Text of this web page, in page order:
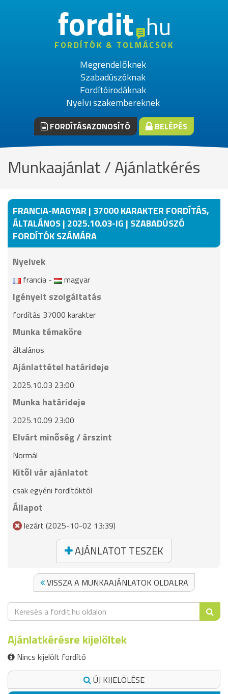
fordithu
FORDÍTÓK & TOLMÁCSOK
Megrendelőknek
Szabadúszóknak
Fordítóirodáknak
Nyelvi szakembereknek
FORDÍTÁSAZONOSÍTÓ BELÉPÉS
Munkaajánlat / Ajánlatkérés
FRANCIA-MAGYAR | 37000 KARAKTER FORDÍTÁS,
ÁLTALÁNOS | 2025.10.03-IG | SZABADÚSZÓ
FORDÍTÓK SZÁMÁRA
Nyelvek
francia - magyar
Igényelt szolgáltatás
fordítás 37000 karakter
Munka témaköre
általános
Ajánlattétel határideje
2025.10.03 23:00
Munka határideje
2025.10.09 23:00
Elvárt minőség / árszint
Normál
Kitől vár ajánlatot
csak egyéni fordítóktól
Állapot
lezárt (2025-10-02 13:39)
AJÁNLATOT TESZEK
VISSZA A MUNKAAJÁNLATOK OLDALRA
Ajánlatkérésre kijelöltek
Nincs kijelölt fordító
ÚJ KIJELÖLÉSE